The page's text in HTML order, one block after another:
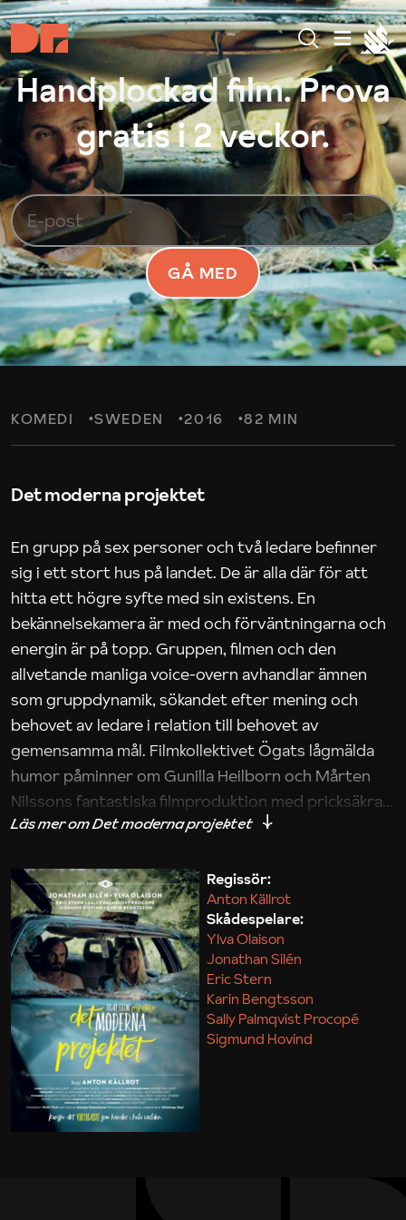
Handplockad film. Prova
gratis i 2 veckor.
GÅ MED
KOMEDI SWEDEN 2016 82 MIN
Det moderna projektet
En grupp på sex personer och två ledare befinner
sig i ett stort hus på landet. De är alla där för att
hitta ett högre syfte med sin existens. En
bekännelsekamera är med och förväntningarna och
energin är på topp. Gruppen, filmen och den
allvetande manliga voice-overn avhandlar ämnen
som gruppdynamik, sökandet efter mening och
behovet av ledare i relation till behovet av
gemensamma mål. Filmkollektivet Ögats lågmälda
humor påminner om Gunilla Heilborn och Mårten
Nilssons fantastiska filmproduktion med pricksäkra
iakttagelser om hur svårt det kan vara att omsätta
Maja Kekonius
Regissör:
Anton Källrot
Skådespelare:
Ylva Olaison
Jonathan Silén
Eric Stern
Karin Bengtsson
Sally Palmqvist Procopé
Sigmund Hovind